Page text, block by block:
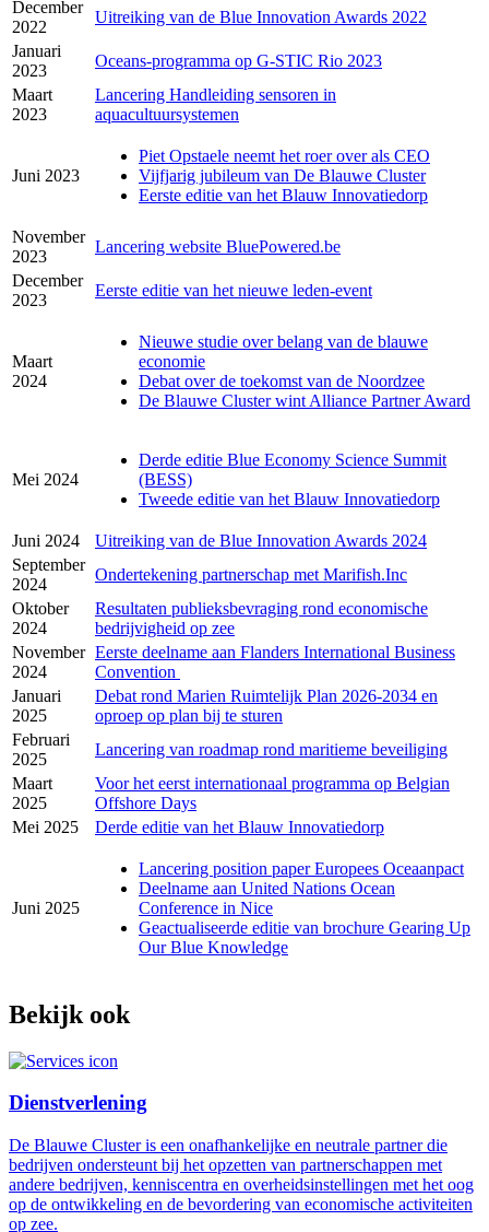
December
2022
Uitreiking van de Blue Innovation Awards 2022
Januari
2023
Oceans-programma op G-STIC Rio 2023
Maart
2023
Lancering Handleiding sensoren in
aquacultuursystemen
Juni 2023
Piet Opstaele neemt het roer over als CEO
Vijfjarig jubileum van De Blauwe Cluster
Eerste editie van het Blauw Innovatiedorp
November
2023
Lancering website BluePowered.be
December
2023
Eerste editie van het nieuwe leden-event
Maart
2024
Nieuwe studie over belang van de blauwe
economie
Debat over de toekomst van de Noordzee
De Blauwe Cluster wint Alliance Partner Award
Mei 2024
Derde editie Blue Economy Science Summit
(BESS)
Tweede editie van het Blauw Innovatiedorp
Juni 2024
Uitreiking van de Blue Innovation Awards 2024
September
2024
Ondertekening partnerschap met Marifish.Inc
Oktober
2024
Resultaten publieksbevraging rond economische
bedrijvigheid op zee
November
2024
Eerste deelname aan Flanders International Business
Convention
Januari
2025
Debat rond Marien Ruimtelijk Plan 2026-2034 en
oproep op plan bij te sturen
Februari
2025
Lancering van roadmap rond maritieme beveiliging
Maart
2025
Voor het eerst internationaal programma op Belgian
Offshore Days
Mei 2025
Derde editie van het Blauw Innovatiedorp
Juni 2025
Lancering position paper Europees Oceaanpact
Deelname aan United Nations Ocean
Conference in Nice
Geactualiseerde editie van brochure Gearing Up
Our Blue Knowledge
Bekijk ook
Dienstverlening
De Blauwe Cluster is een onafhankelijke en neutrale partner die
bedrijven ondersteunt bij het opzetten van partnerschappen met
andere bedrijven, kenniscentra en overheidsinstellingen met het oog
op de ontwikkeling en de bevordering van economische activiteiten
op zee.